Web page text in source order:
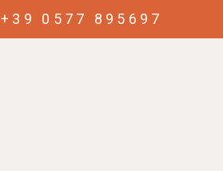
+39 0577 895697